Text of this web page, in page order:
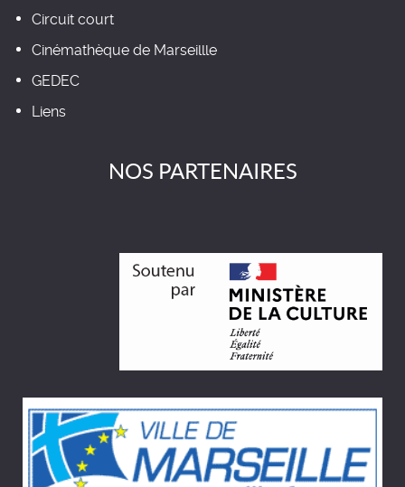
Circuit court
Cinémathèque de Marseillle
GEDEC
Liens
NOS PARTENAIRES